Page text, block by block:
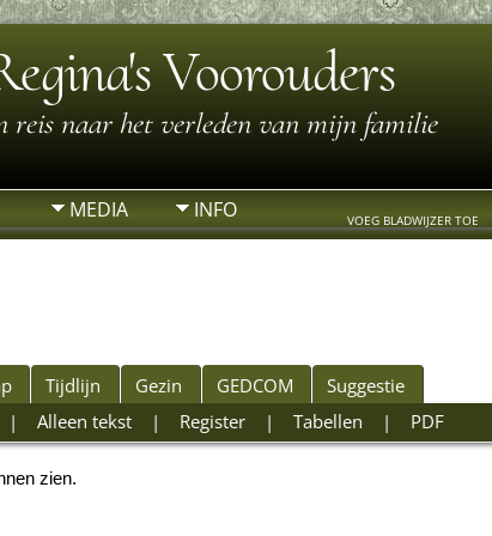
Voorouders
reis naar het verleden van mijn familie
MEDIA INFO VOEG BLADWIJZER TOE
Tijdlijn Gezin GEDCOM
Suggestie
| Alleen tekst| Register| Tabellen | PDF
zien.